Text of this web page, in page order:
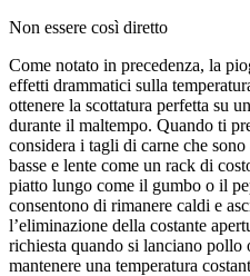
Non essere così diretto
Come notato in precedenza, la
effetti drammatici sulla
ottenere la scottatura perfetta su
durante il maltempo. Quando ti
considera i tagli di carne che
basse e lente come un rack di
piatto lungo come il gumbo o il
consentono di rimanere caldi e
l’eliminazione della costante
richiesta quando si lanciano pollo
mantenere una temperatura